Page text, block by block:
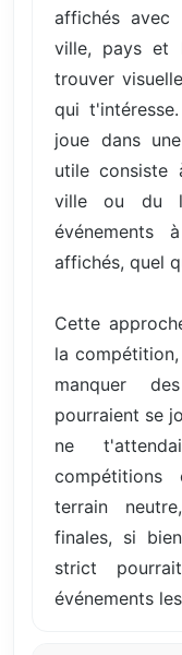
affichés avec
ville, pays
trouver
qui
joue dans
utile consiste
ville ou du
affichés, quel
Cette
la
manquer
pourraient se
ne
compétitions
terrain
finales, si
strict
événements